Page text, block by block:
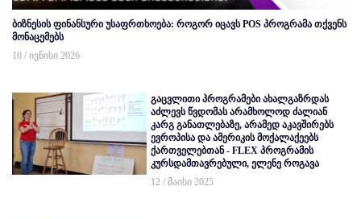
ბიზნესის ფინანსური უსაფრთხოება: როგორ იცავს POS პროგრამა თქვენს
მონაცემებს
10 / ივნისი 2026
გაცვლითი პროგრამები ახალგაზრდას
აძლევს წვდომას არამხოლოდ ძალიან
კარგ განათლებაზე, არამედ აკავშირებს
ევროპისა და ამერიკის მოქალაქეებს
ქართველებთან - FLEX პროგრამის
კურსდამთავრებული, ელენე როგავა
12 / მაისი 2025